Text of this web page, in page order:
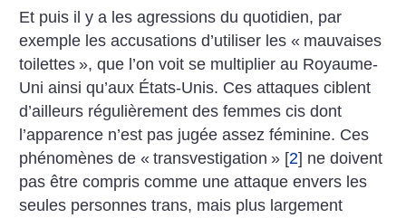
Et puis il y a les agressions du quotidien, par
exemple les accusations d’utiliser les « mauvaises
toilettes », que l’on voit se multiplier au Royaume-
Uni ainsi qu’aux États-Unis. Ces attaques ciblent
d’ailleurs régulièrement des femmes cis dont
l’apparence n’est pas jugée assez féminine. Ces
phénomènes de « transvestigation » [2] ne doivent
pas être compris comme une attaque envers les
seules personnes trans, mais plus largement